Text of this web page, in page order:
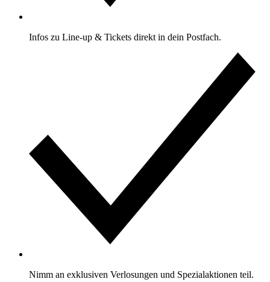
Infos zu Line-up & Tickets direkt in dein Postfach.
Nimm an exklusiven Verlosungen und Spezialaktionen teil.